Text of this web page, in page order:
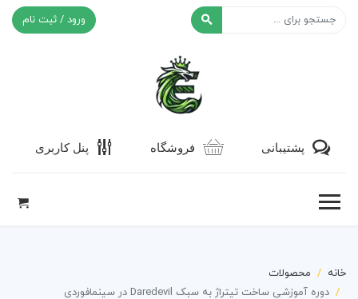
ورود / ثبت نام
پشتیبانی فروشگاه پنل کاربری
خانه
محصولات
دوره آموزشی ساخت تیتراژ به سبک Daredevil در سینمافوردی